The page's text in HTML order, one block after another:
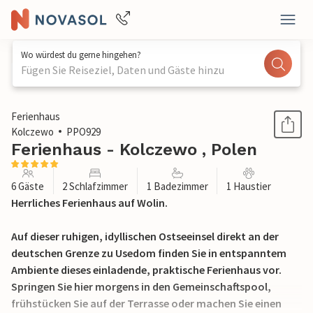
Wo würdest du gerne hingehen?
Fügen Sie Reiseziel, Daten und Gäste hinzu
1 / 24
Ferienhaus
Kolczewo
PPO929
Ferienhaus - Kolczewo , Polen
6 Gäste 2 Schlafzimmer 1 Badezimmer 1 Haustier
Herrliches Ferienhaus auf Wolin.
Auf dieser ruhigen, idyllischen Ostseeinsel direkt an der
deutschen Grenze zu Usedom finden Sie in entspanntem
Ambiente dieses einladende, praktische Ferienhaus vor.
Springen Sie hier morgens in den Gemeinschaftspool,
frühstücken Sie auf der Terrasse oder machen Sie einen